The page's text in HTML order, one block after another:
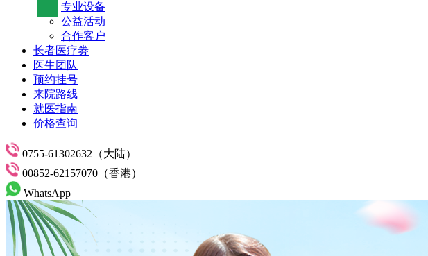
—
专业设备
公益活动
合作客户
长者医疗劵
医生团队
预约挂号
来院路线
就医指南
价格查询
0755-61302632（大陆）
00852-62157070（香港）
WhatsApp